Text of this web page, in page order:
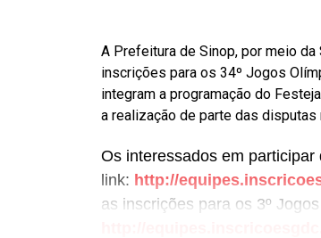
A Prefeitura de Sinop, por meio
inscrições para os 34º Jogos
integram a programação do
a realização de parte das disputas
Os interessados em
link: http://
as inscrições para os 3º